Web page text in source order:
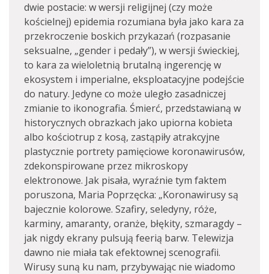
dwie postacie: w wersji religijnej (czy może
kościelnej) epidemia rozumiana była jako kara za
przekroczenie boskich przykazań (rozpasanie
seksualne, „gender i pedały”), w wersji świeckiej,
to kara za wieloletnią brutalną ingerencję w
ekosystem i imperialne, eksploatacyjne podejście
do natury. Jedyne co może uległo zasadniczej
zmianie to ikonografia. Śmierć, przedstawianą w
historycznych obrazkach jako upiorna kobieta
albo kościotrup z kosą, zastąpiły atrakcyjne
plastycznie portrety pamięciowe koronawirusów,
zdekonspirowane przez mikroskopy
elektronowe. Jak pisała, wyraźnie tym faktem
poruszona, Maria Poprzęcka: „Koronawirusy są
bajecznie kolorowe. Szafiry, seledyny, róże,
karminy, amaranty, oranże, błękity, szmaragdy –
jak nigdy ekrany pulsują feerią barw. Telewizja
dawno nie miała tak efektownej scenografii.
Wirusy suną ku nam, przybywając nie wiadomo